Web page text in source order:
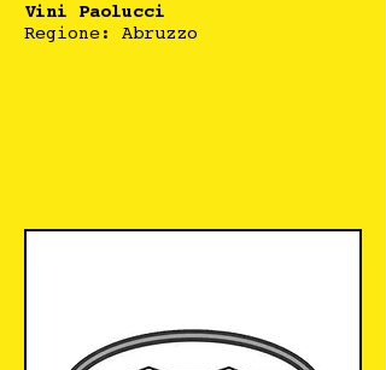
Vini Paolucci
Regione: Abruzzo